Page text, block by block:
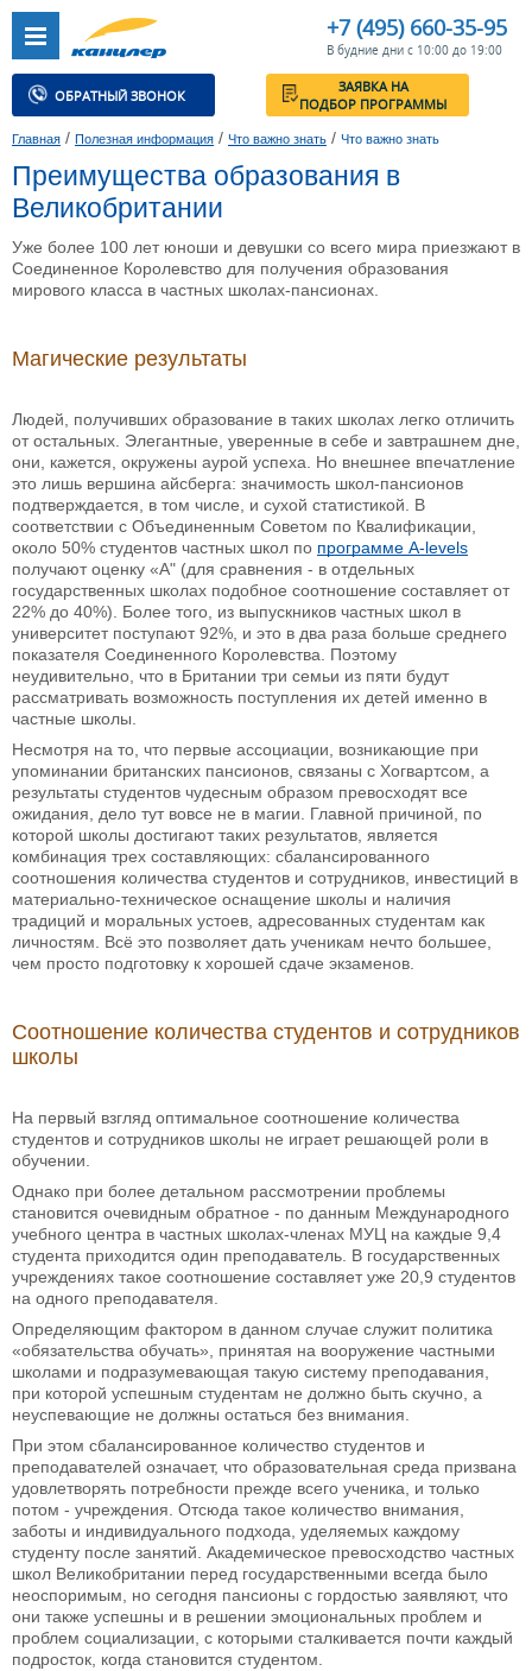
+7 (495) 660-35-95
В будние дни с 10:00 до 19:00
ОБРАТНЫЙ ЗВОНОК
ЗАЯВКА НА
ПОДБОР ПРОГРАММЫ
Главная / Полезная информация / Что важно знать / Что важно знать
Преимущества образования в
Великобритании
Уже более 100 лет юноши и девушки со всего мира приезжают в
Соединенное Королевство для получения образования
мирового класса в частных школах-пансионах.
Магические результаты
Людей, получивших образование в таких школах легко отличить
от остальных. Элегантные, уверенные в себе и завтрашнем дне,
они, кажется, окружены аурой успеха. Но внешнее впечатление
это лишь вершина айсберга: значимость школ-пансионов
подтверждается, в том числе, и сухой статистикой. В
соответствии с Объединенным Советом по Квалификации,
около 50% студентов частных школ по программе A-levels
получают оценку «A" (для сравнения - в отдельных
государственных школах подобное соотношение составляет от
22% до 40%). Более того, из выпускников частных школ в
университет поступают 92%, и это в два раза больше среднего
показателя Соединенного Королевства. Поэтому
неудивительно, что в Британии три семьи из пяти будут
рассматривать возможность поступления их детей именно в
частные школы.
Несмотря на то, что первые ассоциации, возникающие при
упоминании британских пансионов, связаны с Хогвартсом, а
результаты студентов чудесным образом превосходят все
ожидания, дело тут вовсе не в магии. Главной причиной, по
которой школы достигают таких результатов, является
комбинация трех составляющих: сбалансированного
соотношения количества студентов и сотрудников, инвестиций в
материально-техническое оснащение школы и наличия
традиций и моральных устоев, адресованных студентам как
личностям. Всё это позволяет дать ученикам нечто большее,
чем просто подготовку к хорошей сдаче экзаменов.
Соотношение количества студентов и сотрудников
школы
На первый взгляд оптимальное соотношение количества
студентов и сотрудников школы не играет решающей роли в
обучении.
Однако при более детальном рассмотрении проблемы
становится очевидным обратное - по данным Международного
учебного центра в частных школах-членах МУЦ на каждые 9,4
студента приходится один преподаватель. В государственных
учреждениях такое соотношение составляет уже 20,9 студентов
на одного преподавателя.
Определяющим фактором в данном случае служит политика
«обязательства обучать», принятая на вооружение частными
школами и подразумевающая такую систему преподавания,
при которой успешным студентам не должно быть скучно, а
неуспевающие не должны остаться без внимания.
При этом сбалансированное количество студентов и
преподавателей означает, что образовательная среда призвана
удовлетворять потребности прежде всего ученика, и только
потом - учреждения. Отсюда такое количество внимания,
заботы и индивидуального подхода, уделяемых каждому
студенту после занятий. Академическое превосходство частных
школ Великобритании перед государственными всегда было
неоспоримым, но сегодня пансионы с гордостью заявляют, что
они также успешны и в решении эмоциональных проблем и
проблем социализации, с которыми сталкивается почти каждый
подросток, когда становится студентом.